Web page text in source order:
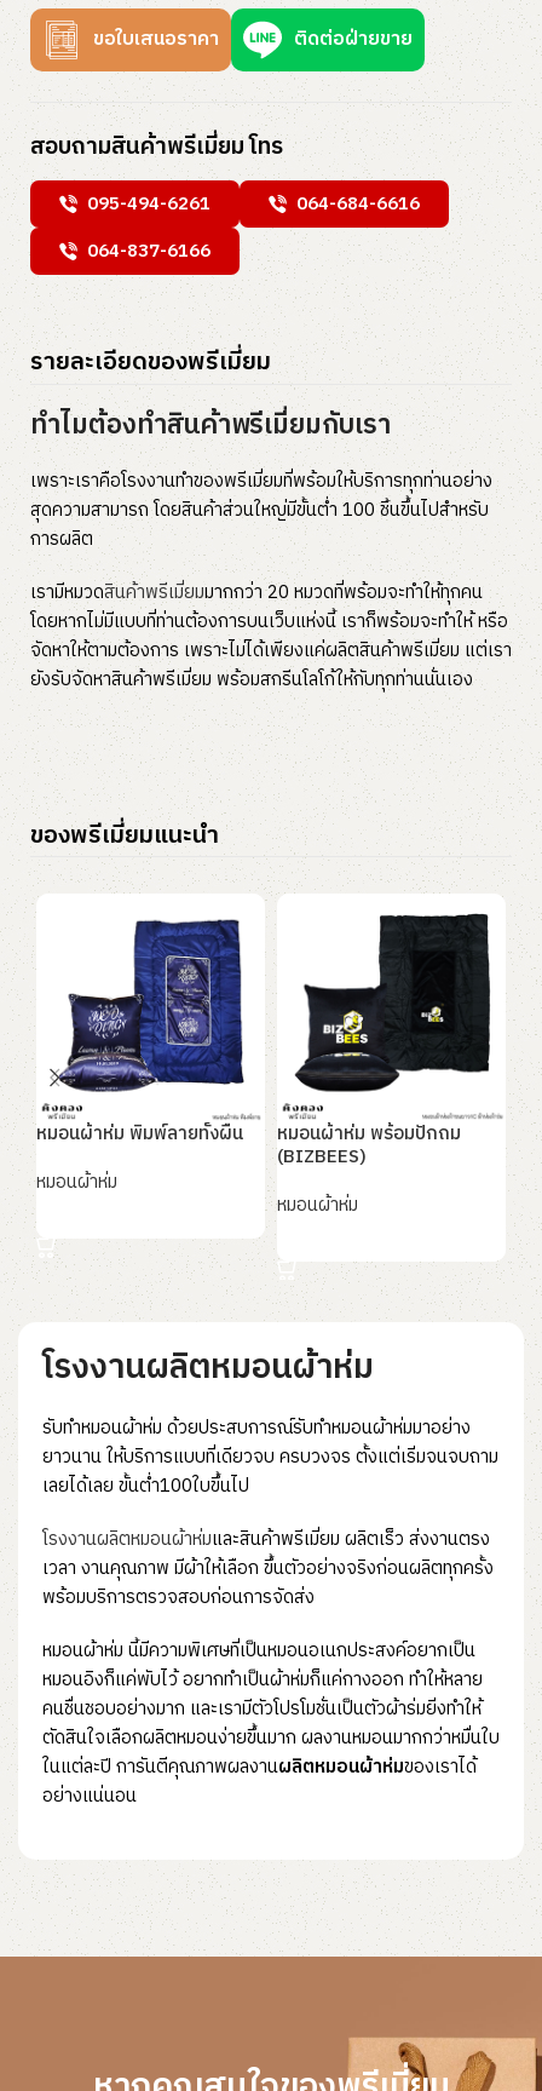
ขอใบเสนอราคา ติดต่อฝ่ายขาย
สอบถามสินค้าพรีเมี่ยม โทร
095-494-6261
064-684-6616
064-837-6166
รายละเอียดของพรีเมี่ยม
ทำไมต้องทำสินค้าพรีเมี่ยมกับเรา
เพราะเราคือโรงงานทำของพรีเมี่ยมที่พร้อมให้บริการทุกท่านอย่าง
สุดความสามารถ โดยสินค้าส่วนใหญ่มีขั้นต่ำ 100 ชิ้นขึ้นไปสำหรับ
การผลิต
เรามีหมวดสินค้าพรีเมี่ยมมากกว่า 20 หมวดที่พร้อมจะทำให้ทุกคน
โดยหากไม่มีแบบที่ท่านต้องการบนเว็บแห่งนี้ เราก็พร้อมจะทำให้ หรือ
จัดหาให้ตามต้องการ เพราะไม่ได้เพียงแค่ผลิตสินค้าพรีเมี่ยม แต่เรา
ยังรับจัดหาสินค้าพรีเมี่ยม พร้อมสกรีนโลโก้ให้กับทุกท่านนั่นเอง
ของพรีเมี่ยมแนะนำ
หมอนผ้าห่ม พิมพ์ลายทั้งผืน
หมอนผ้าห่ม
หมอนผ้าห่ม พร้อมปักถม
(BIZBEES)
หมอนผ้าห่ม
โ
โรงงานผลิตหมอนผ้าห่ม
รับทำหมอนผ้าห่ม ด้วยประสบการณ์รับทําหมอนผ้าห่มมาอย่าง
ยาวนาน ให้บริการแบบที่เดียวจบ ครบวงจร ตั้งแต่เริ่มจนจบถาม
เลยได้เลย ขั้นต่ำ100ใบขึ้นไป
โรงงานผลิตหมอนผ้าห่มและสินค้าพรีเมี่ยม ผลิตเร็ว ส่งงานตรง
เวลา งานคุณภาพ มีผ้าให้เลือก ขึ้นตัวอย่างจริงก่อนผลิตทุกครั้ง
พร้อมบริการตรวจสอบก่อนการจัดส่ง
หมอนผ้าห่ม นี้มีความพิเศษที่เป็นหมอนอเนกประสงค์อยากเป็น
หมอนอิงก็แค่พับไว้ อยากทำเป็นผ้าห่มก็แค่กางออก ทำให้หลาย
คนชื่นชอบอย่างมาก และเรามีตัวโปรโมชั่นเป็นตัวผ้าร่มยิ่งทำให้
ตัดสินใจเลือกผลิตหมอนง่ายขึ้นมาก ผลงานหมอนมากกว่าหมื่นใบ
ในแต่ละปี การันตีคุณภาพผลงานผลิตหมอนผ้าห่มของเราได้
อย่างแน่นอน